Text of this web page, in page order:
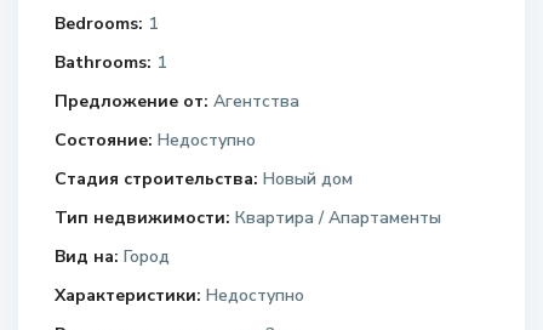
Bedrooms: 1
Bathrooms: 1
Предложение от: Агентства
Состояние: Недоступно
Стадия строительства: Новый дом
Тип недвижимости: Квартира / Апартаменты
Вид на: Город
Характеристики: Недоступно